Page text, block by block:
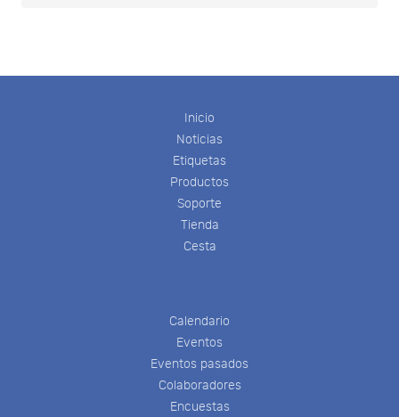
Inicio
Noticias
Etiquetas
Productos
Soporte
Tienda
Cesta
Calendario
Eventos
Eventos pasados
Colaboradores
Encuestas